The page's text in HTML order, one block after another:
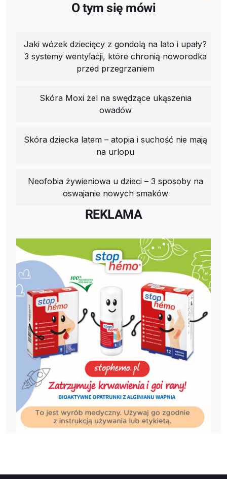
O tym się mówi
Jaki wózek dziecięcy z gondolą na lato i upały?
3 systemy wentylacji, które chronią noworodka
przed przegrzaniem
Skóra Moxi żel na swędzące ukąszenia
owadów
Skóra dziecka latem – atopia i suchość nie mają
na urlopu
Neofobia żywieniowa u dzieci – 3 sposoby na
oswajanie nowych smaków
REKLAMA